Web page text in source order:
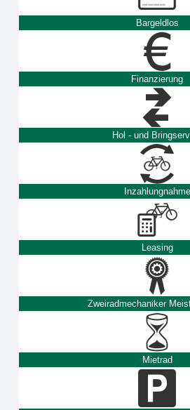
Bargeldlos
Finanzierung
Hol - und
Inzahlungnahme
Leasing
Zweiradmechaniker
Mietrad